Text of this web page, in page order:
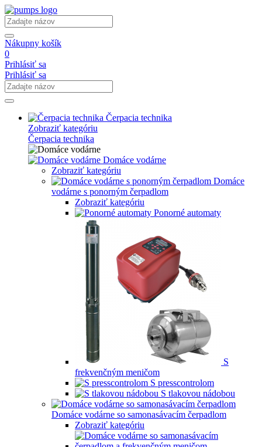
Nákupny košík
0
Prihlásiť sa
Prihlásiť sa
Čerpacia technika
Zobraziť kategóriu
Čerpacia technika
Domáce vodárne
Zobraziť kategóriu
Domáce
vodárne s ponorným čerpadlom
Zobraziť kategóriu
Ponorné automaty
S
frekvenčným meničom
S presscontrolom
S tlakovou nádobou
Domáce vodárne so samonasávacím čerpadlom
Zobraziť kategóriu